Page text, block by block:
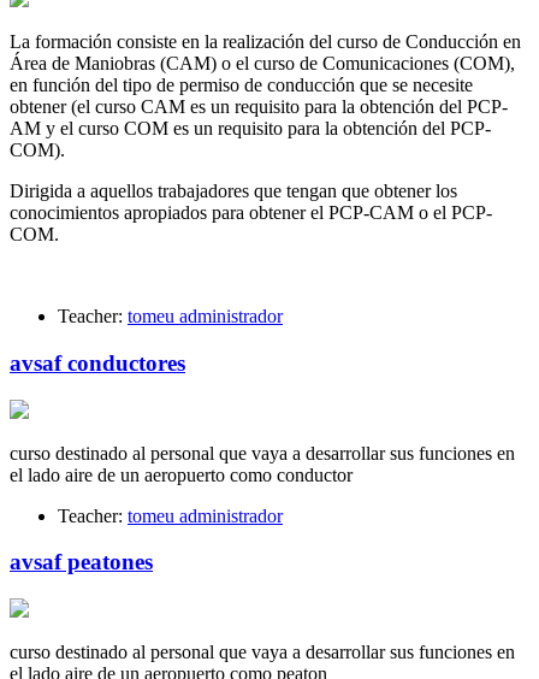
La formación consiste en la realización del curso de Conducción en
Área de Maniobras (CAM) o el curso de Comunicaciones (COM),
en función del tipo de permiso de conducción que se necesite
obtener (el curso CAM es un requisito para la obtención del PCP-
AM y el curso COM es un requisito para la obtención del PCP-
COM).
Dirigida a aquellos trabajadores que tengan que obtener los
conocimientos apropiados para obtener el PCP-CAM o el PCP-
COM.
Teacher: tomeu administrador
avsaf conductores
curso destinado al personal que vaya a desarrollar sus funciones en
el lado aire de un aeropuerto como conductor
Teacher: tomeu administrador
avsaf peatones
curso destinado al personal que vaya a desarrollar sus funciones en
el lado aire de un aeropuerto como peaton